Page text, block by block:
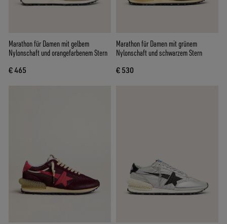
Marathon für Damen mit gelbem
Nylonschaft und orangefarbenem Stern
€ 465
Marathon für Damen mit grünem
Nylonschaft und schwarzem Stern
€ 530